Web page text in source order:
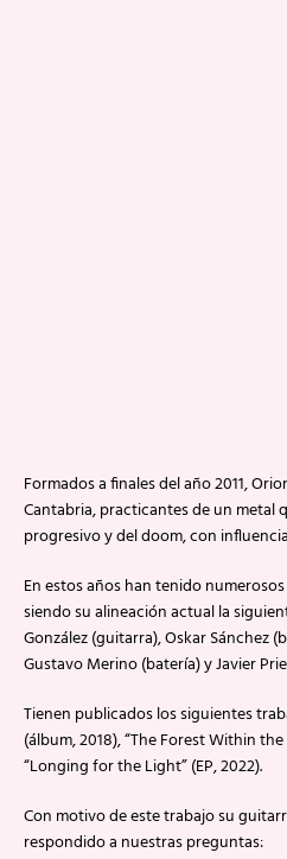
Formados a finales del año 2011,
Cantabria, practicantes de un metal
progresivo y del doom, con
En estos años han tenido
siendo su alineación actual la
González (guitarra), Oskar Sánchez
Gustavo Merino (batería) y Javier
Tienen publicados los siguientes
(álbum, 2018), “The Forest Within
“Longing for the Light” (EP, 2022).
Con motivo de este trabajo su
respondido a nuestras preguntas: